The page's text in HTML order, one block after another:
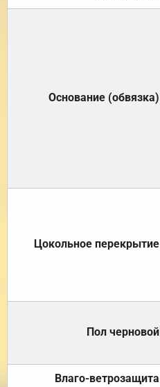
Основание (обвязка)
Цокольное перекрытие
Пол черновой
Влаго-ветрозащита